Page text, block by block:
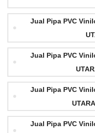
Jual Pipa PVC
Jual Pipa PVC
Jual Pipa PVC
Jual Pipa PVC